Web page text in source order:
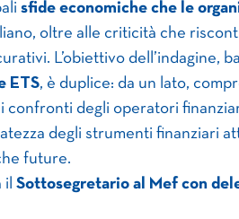
sfide economiche che le
oltre alle criticità che
L’obiettivo dell’indagine,
ETS, è duplice: da un lato,
confronti degli operatori
degli strumenti finanziari
future.
Sottosegretario al Mef con